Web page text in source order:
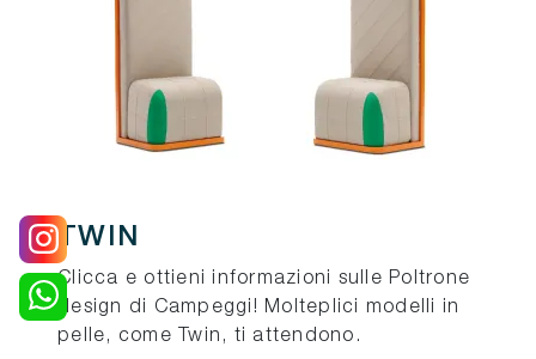
TWIN
Clicca e ottieni informazioni sulle Poltrone
design di Campeggi! Molteplici modelli in
pelle, come Twin, ti attendono.